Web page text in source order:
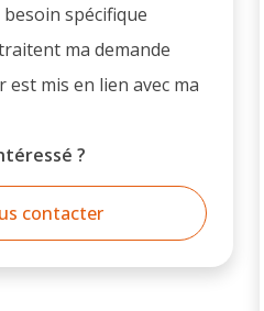
besoin spécifique
ma demande
est mis en lien avec ma
?
contacter